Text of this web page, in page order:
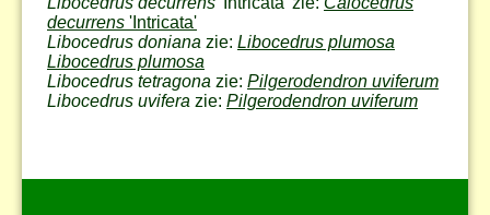
decurrens 'Intricata'
Libocedrus doniana zie: Libocedrus plumosa
Libocedrus plumosa
Libocedrus tetragona zie: Pilgerodendron uviferum
Libocedrus uvifera zie: Pilgerodendron uviferum